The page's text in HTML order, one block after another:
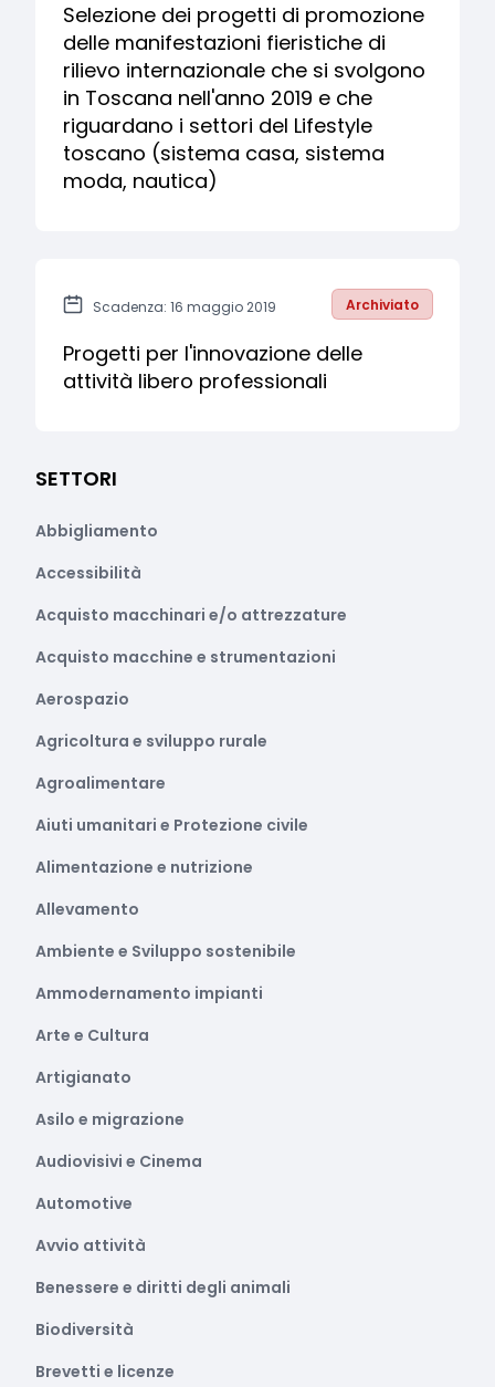
Selezione dei progetti di promozione
delle manifestazioni fieristiche di
rilievo internazionale che si svolgono
in Toscana nell'anno 2019 e che
riguardano i settori del Lifestyle
toscano (sistema casa, sistema
moda, nautica)
Scadenza: 16 maggio 2019 Archiviato
Progetti per l'innovazione delle
attività libero professionali
SETTORI
Abbigliamento
Accessibilità
Acquisto macchinari e/o attrezzature
Acquisto macchine e strumentazioni
Aerospazio
Agricoltura e sviluppo rurale
Agroalimentare
Aiuti umanitari e Protezione civile
Alimentazione e nutrizione
Allevamento
Ambiente e Sviluppo sostenibile
Ammodernamento impianti
Arte e Cultura
Artigianato
Asilo e migrazione
Audiovisivi e Cinema
Automotive
Avvio attività
Benessere e diritti degli animali
Biodiversità
Brevetti e licenze